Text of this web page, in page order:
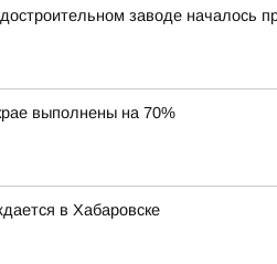
заводе началось
выполнены на 70%
в Хабаровске